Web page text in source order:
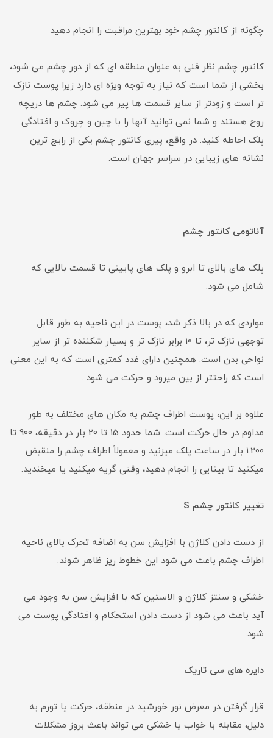
چگونه از کانتور چشم خود بهترین مراقبت را انجام دهید
کانتور چشم نظر فنی به عنوان منطقه ای که از دور چشم می شود،
بخشی از شما است که نیاز به توجه ویژه ای دارد زیرا پوست نازک
تر است و زودتر از سایر قسمت ها پیر می شود. چشم ها دریچه
روح هستند و شما نمی توانید آنها را با چین و چروک و افتادگی
پلک احاطه کنید. در واقع، پیری کانتور چشم یکی از رایج ترین
نشانه های زیبایی در سراسر جهان است.
آناتومی کانتور چشم
پلک های بالای تا ابرو و پلک های پایینی تا قسمت بالایی که
شامل می شود.
مواردی که در بالا ذکر شد، پوست در این ناحیه به طور قابل
توجهی نازک تر، تا 10 برابر نازک تر و بسیار شکننده تر از سایر
نواحی بدن است. همچنین دارای غدد کمتری است که به این معنی
است که راحتتر از بین میرود و حرکت می شود .
علاوه بر این، پوست اطراف چشم به مکان های مختلف به طور
مداوم در حال حرکت است. شما حدود 15 تا 20 بار در دقیقه، 900 تا
1.200 بار در ساعت پلک میزنید و معمولاً اطراف چشم را منقبض
میکنید تا بینایی را انجام دهید، وقتی گریه میکنید یا میخندید.
تغییر کانتور چشم S
از دست دادن کلاژن با افزایش سن به اضافه تحرک بالای ناحیه
اطراف چشم باعث می شود این خطوط ریز ظاهر شوند.
خشکی و سنتز کلاژن و الاستین که با افزایش سن به وجود می
آید باعث می شود از دست دادن استحکام و افتادگی پوست می
شود.
دایره های سی تاریک
قرار گرفتن در معرض نور خورشید در منطقه، حرکت یا تورم به
دلیل، مقابله با خواب یا خشکی می تواند باعث بروز مشکلات